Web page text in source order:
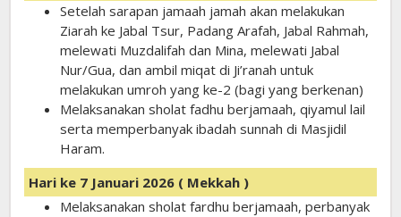
Setelah sarapan jamaah jamah akan melakukan
Ziarah ke Jabal Tsur, Padang Arafah, Jabal Rahmah,
melewati Muzdalifah dan Mina, melewati Jabal
Nur/Gua, dan ambil miqat di Ji’ranah untuk
melakukan umroh yang ke-2 (bagi yang berkenan)
Melaksanakan sholat fadhu berjamaah, qiyamul lail
serta memperbanyak ibadah sunnah di Masjidil
Haram.
Hari ke 7 Januari 2026 ( Mekkah )
Melaksanakan sholat fardhu berjamaah, perbanyak